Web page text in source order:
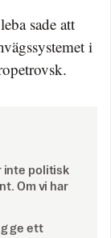
sade att
i
inte politisk
Om vi har
ge ett